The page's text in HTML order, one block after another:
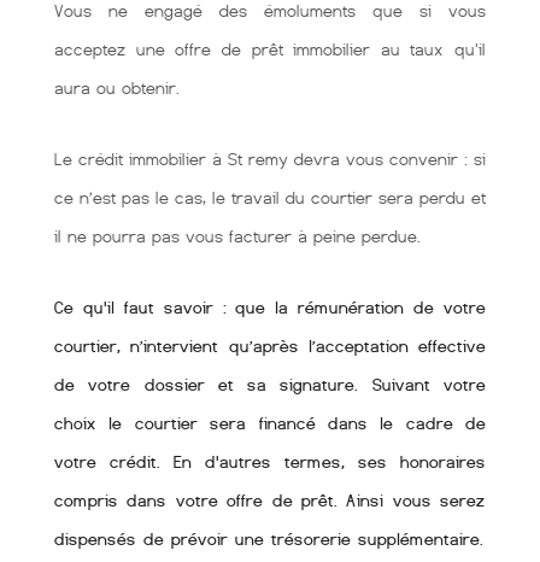
Vous ne engagé des émoluments que si vous
acceptez une offre de prêt immobilier au taux qu'il
aura ou obtenir.
Le crédit immobilier à St remy devra vous convenir : si
ce n’est pas le cas, le travail du courtier sera perdu et
il ne pourra pas vous facturer à peine perdue.
Ce qu'il faut savoir : que la rémunération de votre
courtier, n’intervient qu’après l’acceptation effective
de votre dossier et sa signature. Suivant votre
choix le courtier sera financé dans le cadre de
votre crédit. En d'autres termes, ses honoraires
compris dans votre offre de prêt. Ainsi vous serez
dispensés de prévoir une trésorerie supplémentaire.